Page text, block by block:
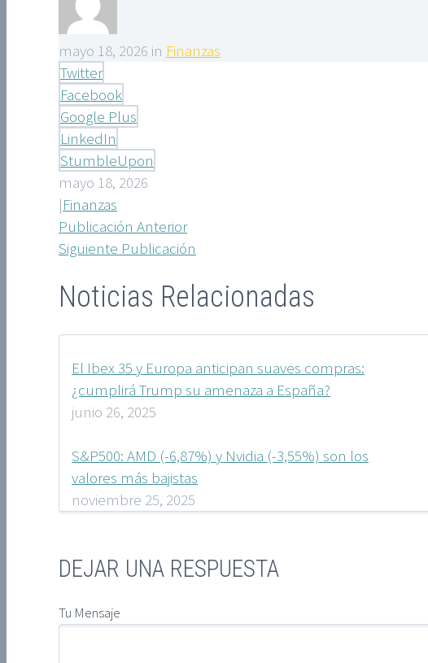
mayo 18, 2026 in Finanzas
Twitter
Facebook
Google Plus
LinkedIn
StumbleUpon
mayo 18, 2026
|Finanzas
Publicación Anterior
Siguiente Publicación
Noticias Relacionadas
El Ibex 35 y Europa anticipan suaves compras:
¿cumplirá Trump su amenaza a España?
junio 26, 2025
S&P500: AMD (-6,87%) y Nvidia (-3,55%) son los
valores más bajistas
noviembre 25, 2025
DEJAR UNA RESPUESTA
Tu Mensaje